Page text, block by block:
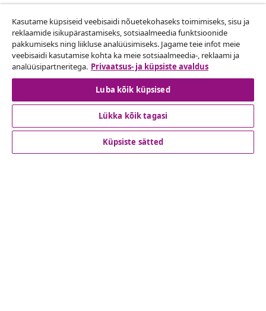
Lepingust taganemine
Esita oma tellimuse kohta tagastamissoov.
Lepingust taganemine
Klienditeenindus
Kasutame küpsiseid veebisaidi nõuetekohaseks toimimiseks, sisu ja
reklaamide isikupärastamiseks, sotsiaalmeedia funktsioonide
pakkumiseks ning liikluse analüüsimiseks. Jagame teie infot meie
veebisaidi kasutamise kohta ka meie sotsiaalmeedia-, reklaami ja
analüüsipartneritega. Privaatsus- ja küpsiste avaldus
Luba kõik küpsised
Lükka kõik tagasi
Küpsiste sätted